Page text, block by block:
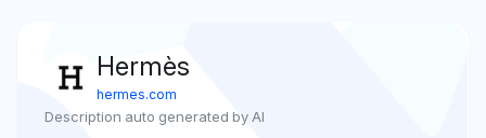
Hermès
hermes.com
Description auto generated by AI